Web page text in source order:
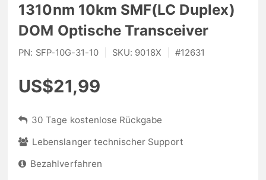
1310nm 10km SMF(LC Duplex)
DOM Optische Transceiver
PN: SFP-10G-31-10 SKU: 9018X #12631
US$21,99
30 Tage kostenlose Rückgabe
Lebenslanger technischer Support
Bezahlverfahren